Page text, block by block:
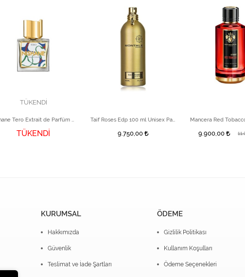
TÜKENDİ
TÜKENDİ 9.750,00 9.900,00
KURUMSAL
Hakkımızda
Güvenlik
Teslimat ve İade Şartları
ÖDEME
Gizlilik Politikası
Kullanım Koşulları
Ödeme Seçenekleri